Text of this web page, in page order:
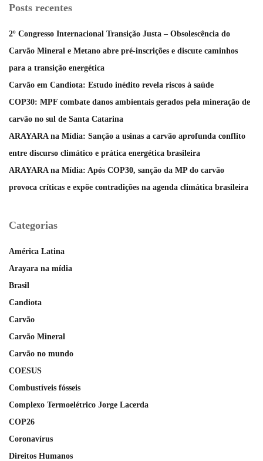
Posts recentes
2º Congresso Internacional Transição Justa – Obsolescência do
Carvão Mineral e Metano abre pré-inscrições e discute caminhos
para a transição energética
Carvão em Candiota: Estudo inédito revela riscos à saúde
COP30: MPF combate danos ambientais gerados pela mineração de
carvão no sul de Santa Catarina
ARAYARA na Mídia: Sanção a usinas a carvão aprofunda conflito
entre discurso climático e prática energética brasileira
ARAYARA na Mídia: Após COP30, sanção da MP do carvão
provoca críticas e expõe contradições na agenda climática brasileira
Categorias
América Latina
Arayara na mídia
Brasil
Candiota
Carvão
Carvão Mineral
Carvão no mundo
COESUS
Combustíveis fósseis
Complexo Termoelétrico Jorge Lacerda
COP26
Coronavírus
Direitos Humanos